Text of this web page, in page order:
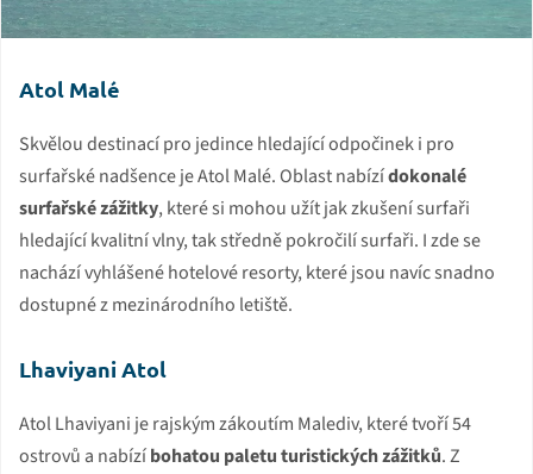
Atol Malé
Skvělou destinací pro jedince hledající odpočinek i pro
surfařské nadšence je Atol Malé. Oblast nabízídokonalé
surfařské zážitky, které si mohou užít jak zkušení surfaři
hledající kvalitní vlny, tak středně pokročilí surfaři. I zde se
nachází vyhlášené hotelové resorty, které jsou navíc snadno
dostupné z mezinárodního letiště.
Lhaviyani Atol
Atol Lhaviyani je rajským zákoutím Malediv, které tvoří 54
ostrovů a nabízíbohatou paletu turistických zážitků. Z